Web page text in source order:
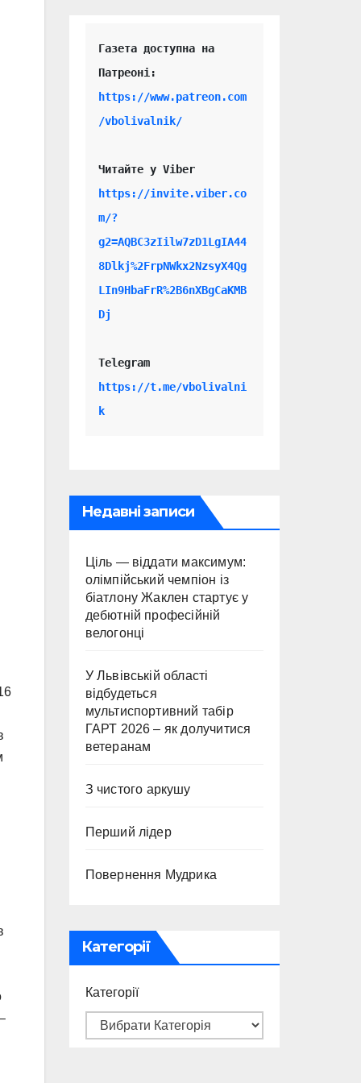
Газета доступна на
https://www.patreon.com
/vbolivalnik/
Читайте у Viber
https://invite.viber.co
m/?
g2=AQBC3zIilw7zD1LgIA44
8Dlkj%2FrpNWkx2NzsyX4Qg
LIn9HbaFrR%2B6nXBgCaKMB
Dj
Telegram
https://t.me/vbolivalni
k
Недавні записи
Ціль — віддати максимум:
олімпійський чемпіон із
біатлону Жаклен стартує у
дебютній професійній
велогонці
У Львівській області
відбудеться
мультиспортивний табір
ГАРТ 2026 – як долучитися
ветеранам
З чистого аркушу
Перший лідер
Повернення Мудрика
Категорії
Категорії